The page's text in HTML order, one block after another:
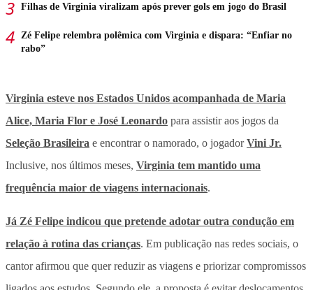
Filhas de Virginia viralizam após prever gols em jogo do Brasil
Zé Felipe relembra polêmica com Virginia e dispara: “Enfiar no
rabo”
Virginia esteve nos Estados Unidos acompanhada de Maria
Alice, Maria Flor e José Leonardo para assistir aos jogos da
Seleção Brasileira e encontrar o namorado, o jogadorVini Jr.
Inclusive, nos últimos meses, Virginia tem mantido uma
frequência maior de viagens internacionais.
Já Zé Felipe indicou que pretende adotar outra condução em
relação à rotina das crianças. Em publicação nas redes sociais, o
cantor afirmou que quer reduzir as viagens e priorizar compromissos